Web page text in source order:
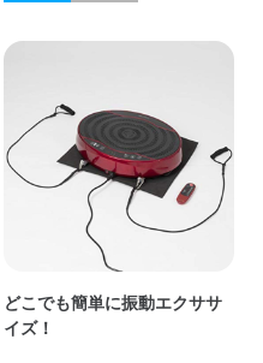
どこでも簡単に振動エクササ
イズ！